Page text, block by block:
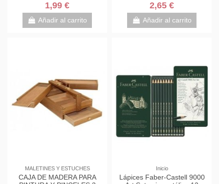
1,99 €
Añadir al carrito
2,65 €
Añadir al carrito
MALETINES Y ESTUCHES
CAJA DE MADERA PARA
Inicio
Lápices Faber-Castell 9000